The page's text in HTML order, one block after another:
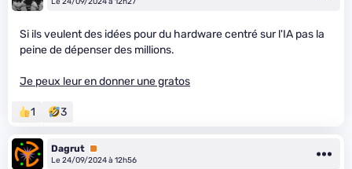
Si ils veulent des idées pour du hardware centré sur l'IA pas la
peine de dépenser des millions.
Je peux leur en donner une gratos
1 3
Dagrut Premium
Le 24/09/2024 à 12h56